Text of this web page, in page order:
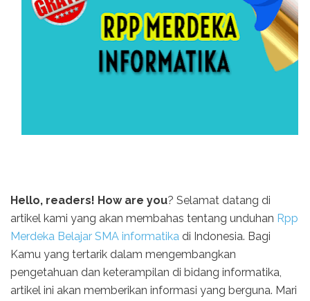
Hello, readers! How are you? Selamat datang di
artikel kami yang akan membahas tentang unduhan Rpp
Merdeka Belajar SMA informatika di Indonesia. Bagi
Kamu yang tertarik dalam mengembangkan
pengetahuan dan keterampilan di bidang informatika,
artikel ini akan memberikan informasi yang berguna. Mari